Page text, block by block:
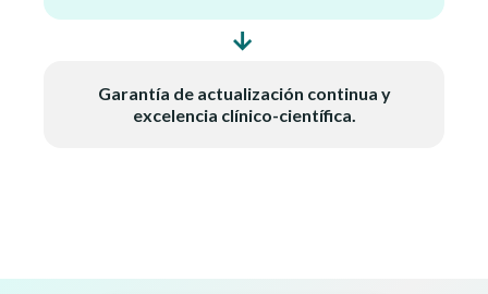
→
Garantía de actualización continua y
excelencia clínico-científica.